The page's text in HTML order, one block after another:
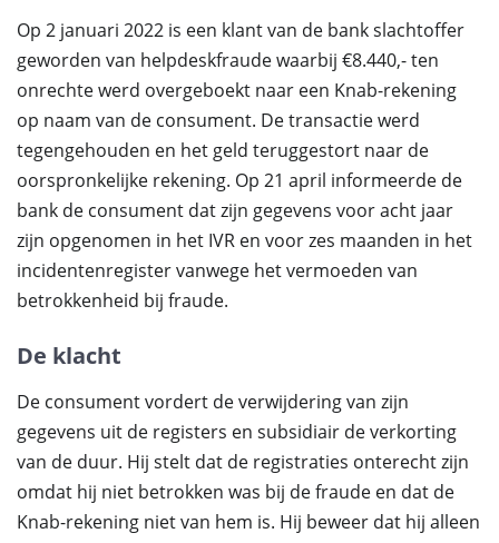
Op 2 januari 2022 is een klant van de bank slachtoffer
geworden van helpdeskfraude waarbij €8.440,- ten
onrechte werd overgeboekt naar een Knab-rekening
op naam van de consument. De transactie werd
tegengehouden en het geld teruggestort naar de
oorspronkelijke rekening. Op 21 april informeerde de
bank de consument dat zijn gegevens voor acht jaar
zijn opgenomen in het IVR en voor zes maanden in het
incidentenregister vanwege het vermoeden van
betrokkenheid bij fraude.
De klacht
De consument vordert de verwijdering van zijn
gegevens uit de registers en subsidiair de verkorting
van de duur. Hij stelt dat de registraties onterecht zijn
omdat hij niet betrokken was bij de fraude en dat de
Knab-rekening niet van hem is. Hij beweer dat hij alleen